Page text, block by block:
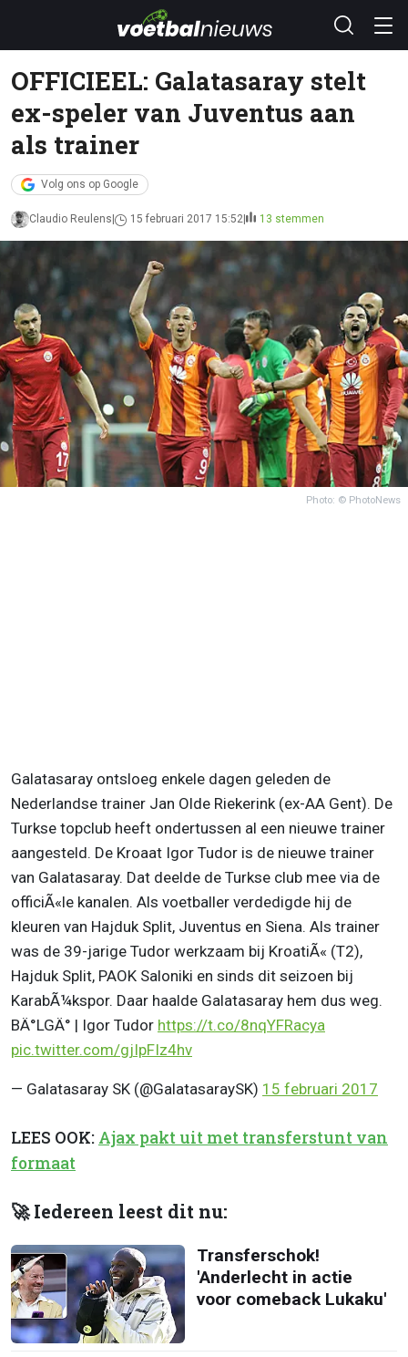
OFFICIEEL: Galatasaray stelt
ex-speler van Juventus aan
als trainer
Volg ons op Google
Claudio Reulens 15 februari 2017 15:52 13 stemmen
Photo: © PhotoNews
Galatasaray ontsloeg enkele dagen geleden de
Nederlandse trainer Jan Olde Riekerink (ex-AA Gent). De
Turkse topclub heeft ondertussen al een nieuwe trainer
aangesteld. De Kroaat Igor Tudor is de nieuwe trainer
van Galatasaray. Dat deelde de Turkse club mee via de
officiÃ«le kanalen. Als voetballer verdedigde hij de
kleuren van Hajduk Split, Juventus en Siena. Als trainer
was de 39-jarige Tudor werkzaam bij KroatiÃ« (T2),
Hajduk Split, PAOK Saloniki en sinds dit seizoen bij
KarabÃ¼kspor. Daar haalde Galatasaray hem dus weg.
BÄ°LGÄ° | Igor Tudor https://t.co/8nqYFRacya
pic.twitter.com/gjIpFIz4hv
— Galatasaray SK (@GalatasaraySK) 15 februari 2017
LEES OOK: Ajax pakt uit met transferstunt van
formaat
🚀 Iedereen leest dit nu:
Transferschok!
'Anderlecht in actie
voor comeback Lukaku'